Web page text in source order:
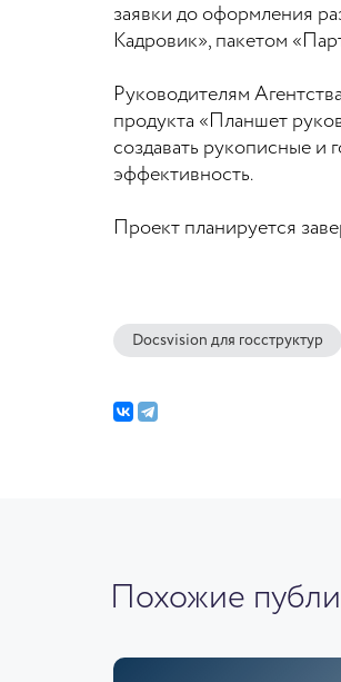
заявки до оформления
Кадровик», пакетом
Руководителям
продукта «Планшет
создавать рукописные и
эффективность.
Проект планируется
Docsvision для госструктур
Похожие